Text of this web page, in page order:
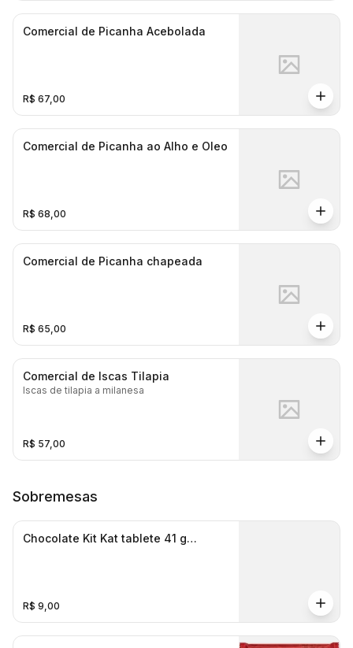
Comercial de Picanha Acebolada
R$ 67,00
Comercial de Picanha ao Alho e Oleo
R$ 68,00
Comercial de Picanha chapeada
R$ 65,00
Comercial de Iscas Tilapia
Iscas de tilapia a milanesa
R$ 57,00
Sobremesas
Chocolate Kit Kat tablete 41 g
R$ 9,00